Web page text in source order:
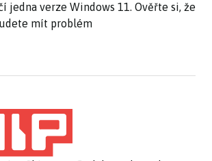
jedna verze Windows 11. Ověřte si, že
mít problém